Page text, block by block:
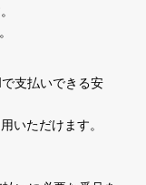
支払いできる安
いただけます。